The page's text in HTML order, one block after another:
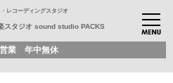
レコーディングスタジオ
スタジオ sound studio PACKS
業 年中無休